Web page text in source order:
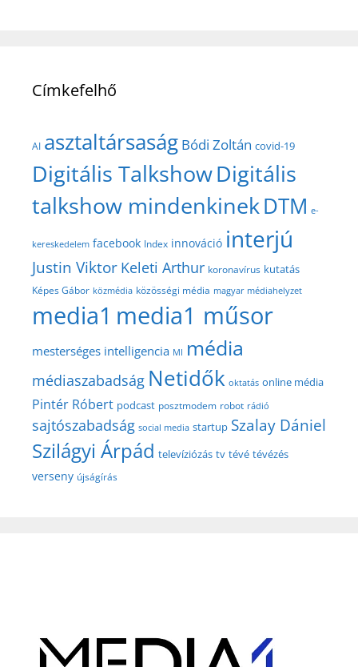
Címkefelhő
AI asztaltársaság Bódi Zoltán covid-19
Digitális TalkshowDigitális
talkshow mindenkinekDTM e-
kereskedelem facebook Index innováció interjú
Justin Viktor Keleti Arthur koronavírus kutatás
Képes Gábor közmédia közösségi média magyar médiahelyzet
media1 media1 műsor
mesterséges intelligencia MI média
médiaszabadság Netidők oktatás online média
Pintér Róbert podcast posztmodem robot rádió
sajtószabadság social media startup Szalay Dániel
Szilágyi Árpád televíziózás tv tévé tévézés
verseny újságírás